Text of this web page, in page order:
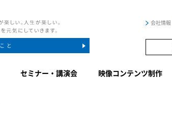
と
会社情報
セミナー・講演会 映像コンテンツ制作